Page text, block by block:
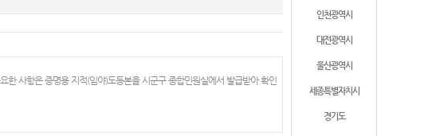
인천광역시
대전광역시
울산광역시
세종특별자치시
경기도
사항은 증명용 지적(임야)도등본을 시군구 종합민원실에서 발급받아 확인